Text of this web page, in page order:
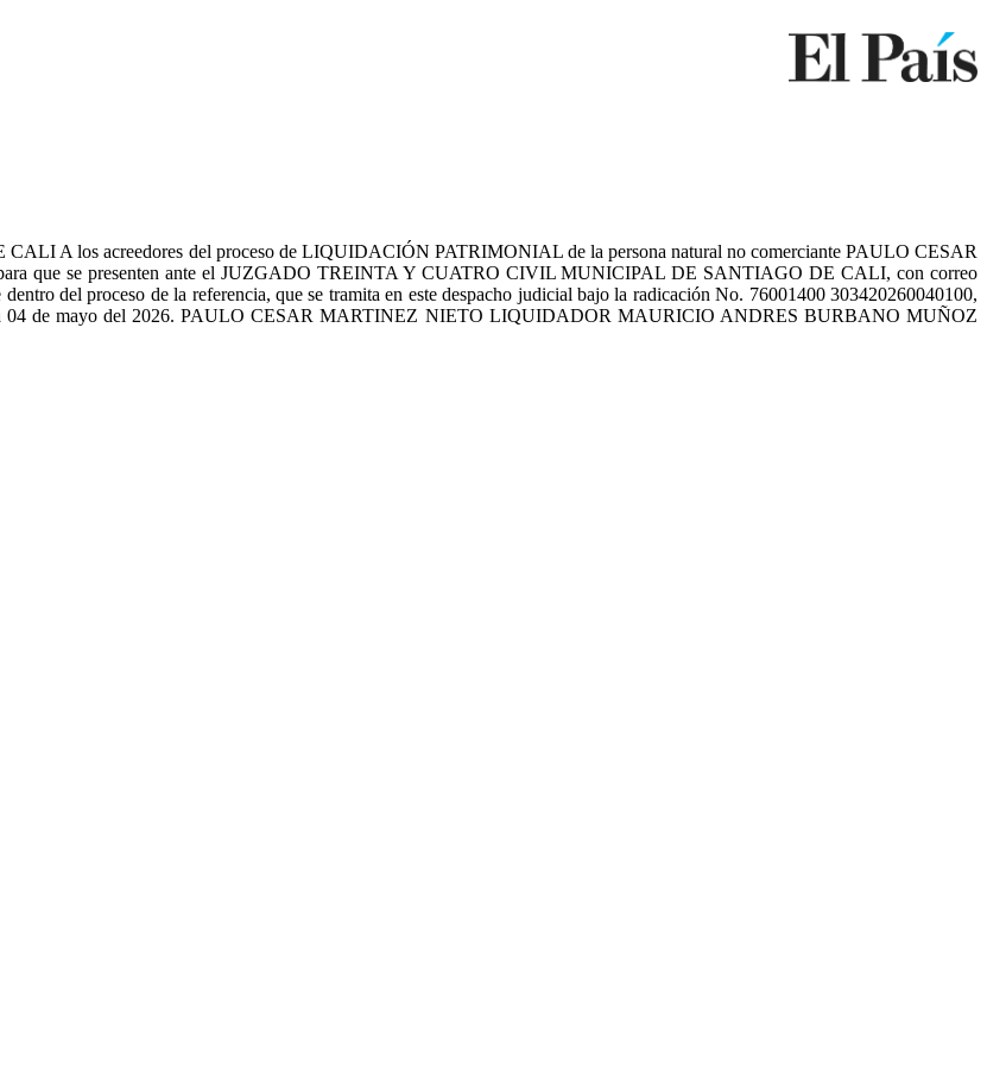
A los acreedores del proceso de LIQUIDACIÓN PATRIMONIAL de la persona natural no comerciante PAULO CESAR
que se presenten ante el JUZGADO TREINTA Y CUATRO CIVIL MUNICIPAL DE SANTIAGO DE CALI, con correo
del proceso de la referencia, que se tramita en este despacho judicial bajo la radicación No. 76001400 303420260040100,
04 de mayo del 2026. PAULO CESAR MARTINEZ NIETO LIQUIDADOR MAURICIO ANDRES BURBANO MUÑOZ